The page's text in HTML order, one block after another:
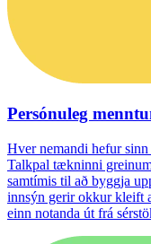
Persónuleg
Hver nemandi hefur
Talkpal tækninni
samtímis til að byggja
innsýn gerir okkur kleift
einn notanda út frá